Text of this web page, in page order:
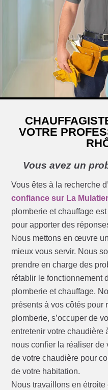
VOTRE
Vous avez un
Vous êtes à la recherche
confiance sur La
plomberie et chauffage
pour apporter des
Nous mettons en œuvre
mieux vous servir. Nous
prendre en charge des
rétablir le fonctionnement
plomberie et chauffage.
présents à vos côtés pour
plomberie, s’occuper de
entretenir votre chaudière
nous confier la réaliser de
de votre chaudière pour
de votre habitation.
Nous travaillons en